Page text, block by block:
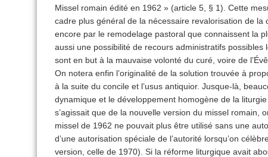
Missel romain édité en 1962 » (article 5, § 1). Cette
cadre plus général de la nécessaire revalorisation de
encore par le remodelage pastoral que connaissent la
aussi une possibilité de recours administratifs possibles
sont en but à la mauvaise volonté du curé, voire de
On notera enfin l’originalité de la solution trouvée à
à la suite du concile et l’usus antiquior. Jusque-là,
dynamique et le développement homogène de la
s’agissait que de la nouvelle version du missel romain,
missel de 1962 ne pouvait plus être utilisé sans une
d’une autorisation spéciale de l’autorité lorsqu’on
version, celle de 1970). Si la réforme liturgique avait